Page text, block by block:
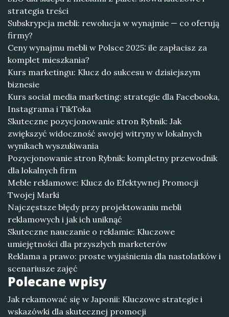
strategia treści
Subskrypcja mebli: rewolucja w wynajmie — co oferują
firmy?
Ceny wynajmu mebli w Polsce 2025: ile zapłacisz za
komplet mieszkania?
Kurs marketingu: Klucz do sukcesu w dzisiejszym
biznesie
Kurs social media marketing: strategie dla Facebooka,
Instagrama i TikToka
Skuteczne pozycjonowanie stron Rybnik: Jak
zwiększyć widoczność swojej witryny w lokalnych
wynikach wyszukiwania
Pozycjonowanie stron Rybnik: kompletny przewodnik
dla lokalnych firm
Meble reklamowe: Klucz do Efektywnej Promocji
Twojej Marki
Najczęstsze błędy przy projektowaniu mebli
reklamowych i jak ich uniknąć
Skuteczne nauczanie o reklamie: Kluczowe
umiejętności dla przyszłych marketerów
Reklama a prawo: proste wyjaśnienia dla nastolatków i
scenariusze zajęć
Polecane wpisy
Jak rekamować się w Japonii: Kluczowe strategie i
wskazówki dla skutecznej promocji